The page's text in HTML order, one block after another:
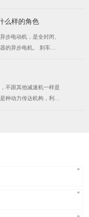
么样的角色
步电动机，是全封闭、
的异步电机。 刹车电
－108V，直流刹车电
不跟其他减速机一样是
种动力传达机构，利用